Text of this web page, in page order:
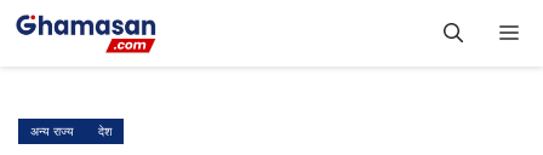
Skip
अन्य राज्य देश